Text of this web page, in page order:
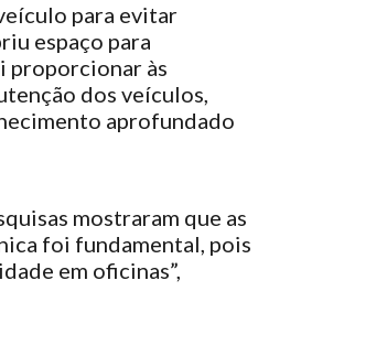
para evitar
espaço para
proporcionar às
dos veículos,
aprofundado
mostraram que as
foi fundamental, pois
em oficinas”,